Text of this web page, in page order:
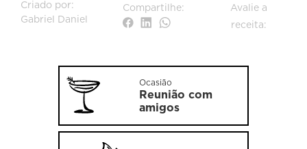
Criado por:
Gabriel Daniel
Compartilhe:
Avalie a
receita:
Ocasião
Reunião com
amigos